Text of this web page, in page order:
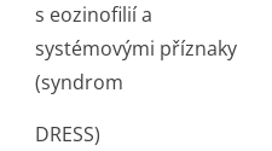
s eozinofilií a
systémovými příznaky
(syndrom
DRESS)